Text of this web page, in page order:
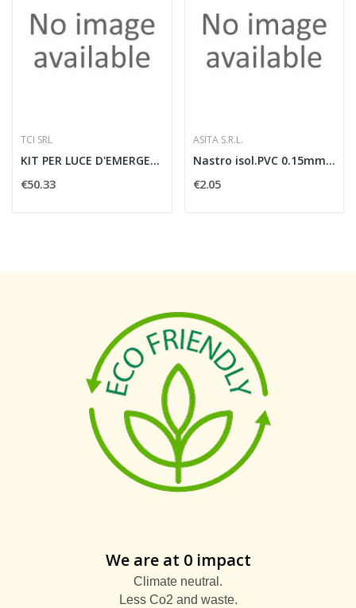
TCI SRL
KIT PER LUCE D'EMERGENZA POWER LED 1H
€50.33
ASITA S.R.L.
Nastro isol.PVC 0.15mmX19mmX25m IMQ blu
€2.05
We are at 0 impact
Climate neutral.
Less Co2 and waste.